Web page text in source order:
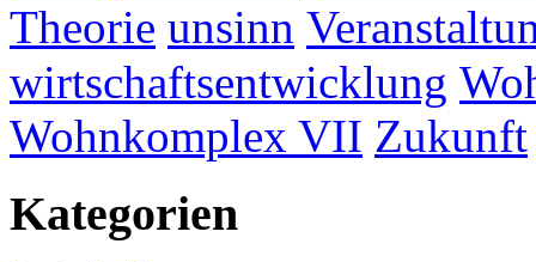
Theorie unsinn
wirtschaftsentwicklung
Wohnkomplex VII Zukunft
Kategorien